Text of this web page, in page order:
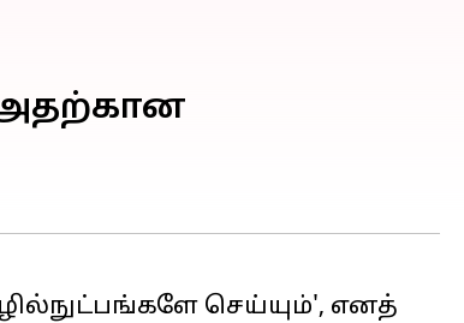
அதற்கான
செய்யும்', எனத்